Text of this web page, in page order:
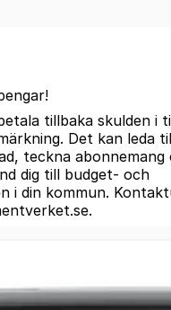
tillbaka skulden i
Det kan leda
teckna abonnemang
dig till budget- och
i din kommun.